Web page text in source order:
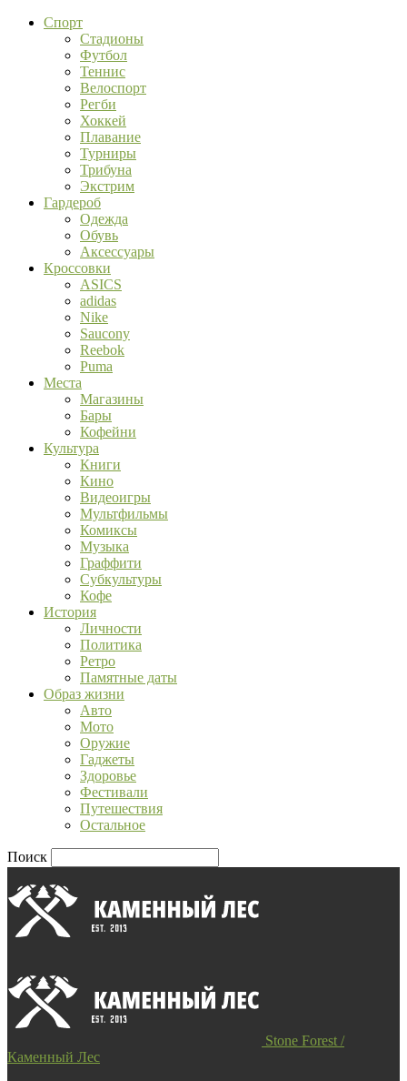
Спорт
Стадионы
Футбол
Теннис
Велоспорт
Регби
Хоккей
Плавание
Турниры
Трибуна
Экстрим
Гардероб
Одежда
Обувь
Аксессуары
Кроссовки
ASICS
adidas
Nike
Saucony
Reebok
Puma
Места
Магазины
Бары
Кофейни
Культура
Книги
Кино
Видеоигры
Мультфильмы
Комиксы
Музыка
Граффити
Субкультуры
Кофе
История
Личности
Политика
Ретро
Памятные даты
Образ жизни
Авто
Мото
Оружие
Гаджеты
Здоровье
Фестивали
Путешествия
Остальное
Поиск
Stone Forest /
Каменный Лес